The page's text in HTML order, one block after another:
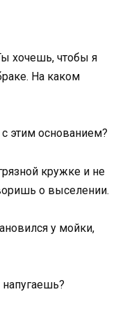
хочешь, чтобы я
На каком
этим основанием?
кружке и не
о выселении.
у мойки,